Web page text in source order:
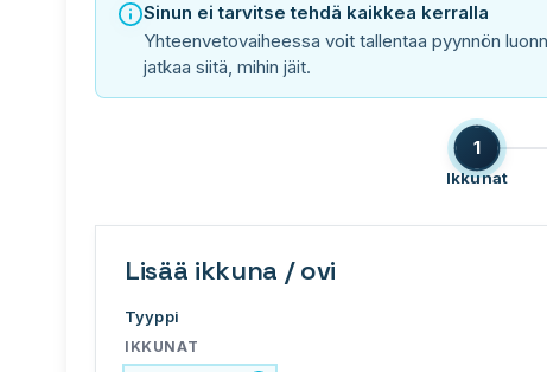
Sinun ei tarvitse tehdä kaikkea kerralla
Yhteenvetovaiheessa voit tallentaa pyynnön
jatkaa siitä, mihin jäit.
1
Ikkunat
Lisää ikkuna / ovi
Tyyppi
IKKUNAT